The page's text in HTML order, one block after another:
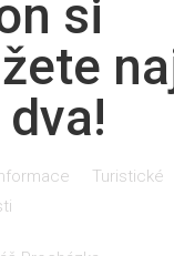
si
Turistické